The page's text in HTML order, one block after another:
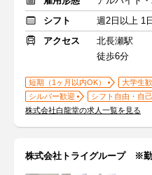
シフト
週2日以上 1
アクセス
北長瀬駅
徒歩6分
短期（1ヶ月以内OK） 大学生
シルバー歓迎
シフト自由・自
株式会社白龍堂の求人一覧を見る
株式会社トライグループ ※勤